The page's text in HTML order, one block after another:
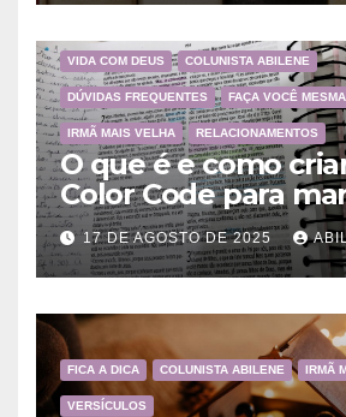
VIDA COM DEUS COLUNISTA ABILENE
DÚVIDAS FREQUENTES FAÇA VOCÊ MESMA
IRMÃ MAIS VELHA RELACIONAMENTOS
O que é e como
Color Code para
Bíblia?
17 DE AGOSTO DE 2025
FICA A DICA COLUNISTA ABILENE IRMÃ
VERSÍCULOS